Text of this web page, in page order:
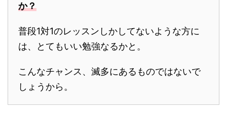
か？
普段1対1のレッスンしかしてないような方に
は、とてもいい勉強なるかと。
こんなチャンス、滅多にあるものではないで
しょうから。